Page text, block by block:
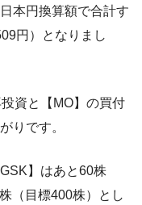
本円換算額で合計す
円）となりまし
資と【MO】の買付
りです。
】はあと60株
（目標400株）とし